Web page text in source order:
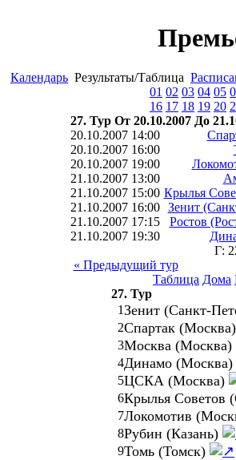
Календарь Результаты/Таблица
01 02 03 04 05
16 17 18 19 20
27. Тур От 20.10.2007 До
20.10.2007 14:00
20.10.2007 16:00
20.10.2007 19:00
21.10.2007 13:00
21.10.2007 15:00 Крылья
21.10.2007 16:00
Зенит
21.10.2007 17:15
Ростов
21.10.2007 19:30
Г:
« Предыдущий тур
Таблица Дома
27. Тур
1Зенит (Санкт-
2Спартак
3Москва (Москва)
4Динамо (Москва)
5ЦСКА (Москва)
6Крылья Советов
7Локомотив
8Рубин (Казань)
9Томь (Томск)